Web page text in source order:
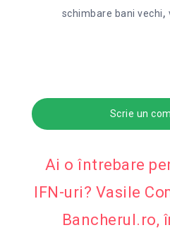
schimbare bani vechi,
Scrie un
Ai o întrebare
IFN-uri? Vasile
Bancherul.ro,